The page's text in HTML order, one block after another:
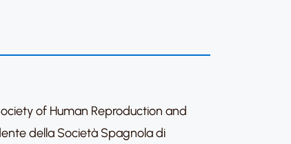
of Human Reproduction and
della Società Spagnola di